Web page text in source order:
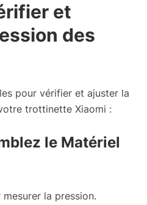
et
des
pour vérifier et ajuster la
trottinette Xiaomi :
le Matériel
mesurer la pression.